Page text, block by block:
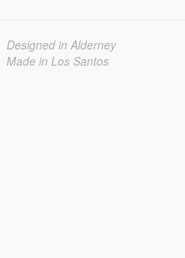
Designed in Alderney
Made in Los Santos